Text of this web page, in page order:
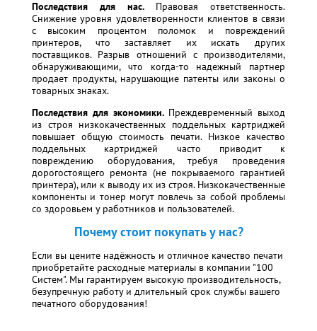
Последствия для нас.Правовая ответственность.
Снижение уровня удовлетворенности клиентов в связи
с высоким процентом поломок и повреждений
принтеров, что заставляет их искать других
поставщиков. Разрыв отношений с производителями,
обнаруживающими, что когда-то надежный партнер
продает продукты, нарушающие патенты или законы о
товарных знаках.
Последствия для экономики.Преждевременный выход
из строя низкокачественных поддельных картриджей
повышает общую стоимость печати. Низкое качество
поддельных картриджей часто приводит к
повреждению оборудования, требуя проведения
дорогостоящего ремонта (не покрываемого гарантией
принтера), или к выводу их из строя. Низкокачественные
компоненты и тонер могут повлечь за собой проблемы
со здоровьем у работников и пользователей.
Почему стоит покупать у нас?
Если вы цените надёжность и отличное качество печати
приобретайте расходные материалы в компании "100
Систем". Мы гарантируем высокую производительность,
безупречную работу и длительный срок службы вашего
печатного оборудования!